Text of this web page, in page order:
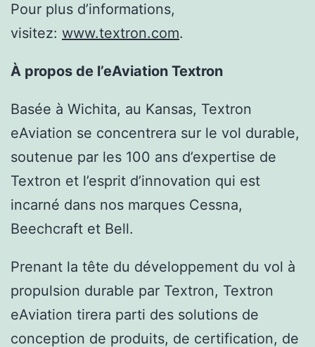
Pour plus d’informations,
visitez: www.textron.com.
À propos de l’eAviation Textron
Basée à Wichita, au Kansas, Textron
eAviation se concentrera sur le vol durable,
soutenue par les 100 ans d’expertise de
Textron et l’esprit d’innovation qui est
incarné dans nos marques Cessna,
Beechcraft et Bell.
Prenant la tête du développement du vol à
propulsion durable par Textron, Textron
eAviation tirera parti des solutions de
conception de produits, de certification, de